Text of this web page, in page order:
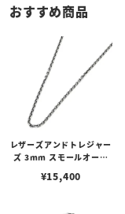
おすすめ商品
レザーズアンドトレジャー
ズ 3mm スモールオーバ
ブスタークラスプ＆LTロ
¥15,400